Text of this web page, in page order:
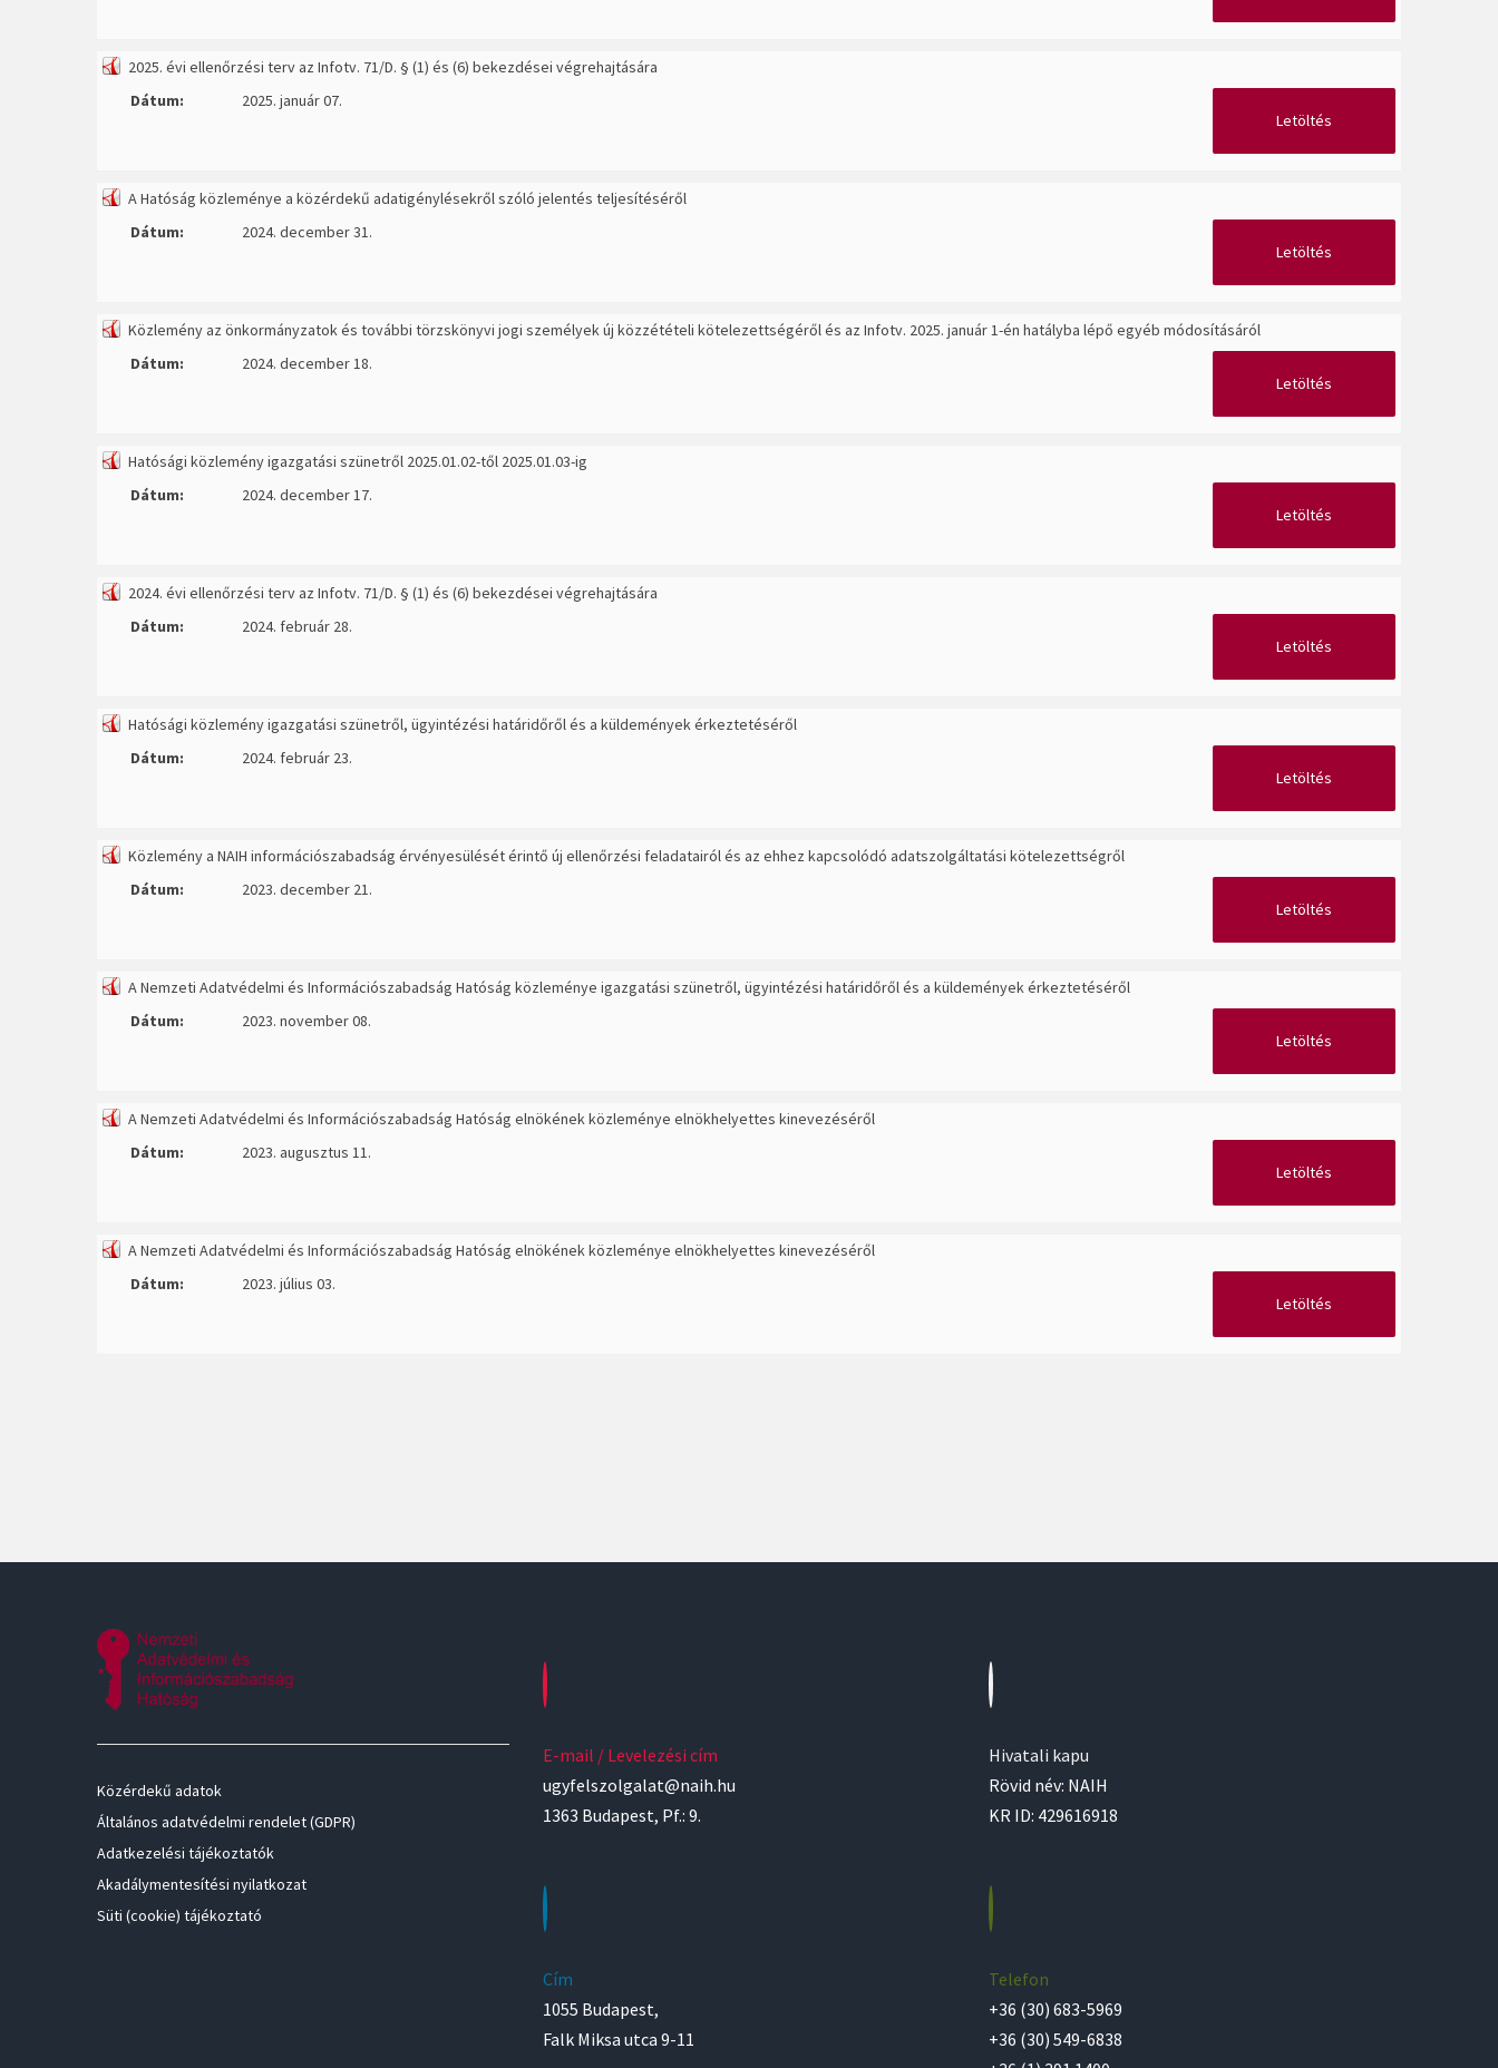
2025. évi ellenőrzési terv az Infotv. 71/D. § (1) és (6) bekezdései végrehajtására
Dátum:
2025. január 07.
Letöltés
A Hatóság közleménye a közérdekű adatigénylésekről szóló jelentés teljesítéséről
Dátum:
2024. december 31.
Letöltés
Közlemény az önkormányzatok és további törzskönyvi jogi személyek új közzétételi kötelezettségéről és az Infotv. 2025. január 1-én hatályba lépő egyéb módosításáról
Dátum:
2024. december 18.
Letöltés
Hatósági közlemény igazgatási szünetről 2025.01.02-től 2025.01.03-ig
Dátum:
2024. december 17.
Letöltés
2024. évi ellenőrzési terv az Infotv. 71/D. § (1) és (6) bekezdései végrehajtására
Dátum:
2024. február 28.
Letöltés
Hatósági közlemény igazgatási szünetről, ügyintézési határidőről és a küldemények érkeztetéséről
Dátum:
2024. február 23.
Letöltés
Közlemény a NAIH információszabadság érvényesülését érintő új ellenőrzési feladatairól és az ehhez kapcsolódó adatszolgáltatási kötelezettségről
Dátum:
2023. december 21.
Letöltés
A Nemzeti Adatvédelmi és Információszabadság Hatóság közleménye igazgatási szünetről, ügyintézési határidőről és a küldemények érkeztetéséről
Dátum:
2023. november 08.
Letöltés
A Nemzeti Adatvédelmi és Információszabadság Hatóság elnökének közleménye elnökhelyettes kinevezéséről
Dátum:
2023. augusztus 11.
Letöltés
A Nemzeti Adatvédelmi és Információszabadság Hatóság elnökének közleménye elnökhelyettes kinevezéséről
Dátum:
2023. július 03.
Letöltés
Közérdekű adatok
Általános adatvédelmi rendelet (GDPR)
Adatkezelési tájékoztatók
Akadálymentesítési nyilatkozat
Süti (cookie) tájékoztató
E-mail / Levelezési cím
ugyfelszolgalat@naih.hu
1363 Budapest, Pf.: 9.
Cím
1055 Budapest,
Falk Miksa utca 9-11
Hivatali kapu
Rövid név: NAIH
KR ID: 429616918
Telefon
+36 (30) 683-5969
+36 (30) 549-6838